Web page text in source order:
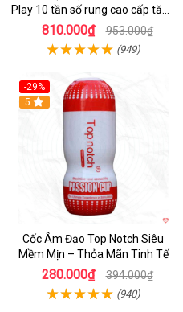
Play 10 tần số rung cao cấp tăng
khoái cảm
810.000₫ 953.000₫
(949)
-29%
5
Cốc Âm Đạo Top Notch Siêu
Mềm Mịn – Thỏa Mãn Tinh Tế
280.000₫ 394.000₫
(940)